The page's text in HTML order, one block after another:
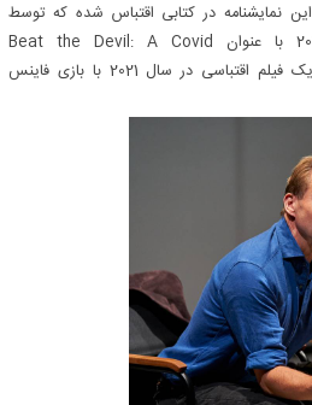
این نمایشنامه در کتابی اقتباس شده که توسط
Faber & Faber در سال 2020 با عنوان Beat the Devil: A Covid
Monologue منتشر شده است. یک فیلم اقتباسی در سال 2021 با بازی فاینس